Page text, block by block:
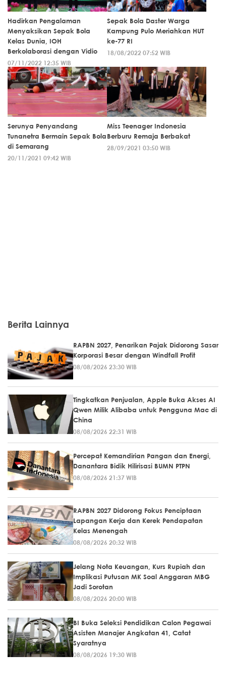
Hadirkan Pengalaman
Menyaksikan Sepak Bola
Kelas Dunia, IOH
Berkolaborasi dengan Vidio
07/11/2022 12:35 WIB
Sepak Bola Daster Warga
Kampung Pulo Meriahkan HUT
ke-77 RI
18/08/2022 07:52 WIB
Serunya Penyandang
Tunanetra Bermain Sepak Bola
di Semarang
20/11/2021 09:42 WIB
Miss Teenager Indonesia
Berburu Remaja Berbakat
28/09/2021 03:50 WIB
Berita Lainnya
RAPBN 2027, Penarikan Pajak Didorong Sasar
Korporasi Besar dengan Windfall Profit
08/08/2026 23:30 WIB
Tingkatkan Penjualan, Apple Buka Akses AI
Qwen Milik Alibaba untuk Pengguna Mac di
China
08/08/2026 22:31 WIB
Percepat Kemandirian Pangan dan Energi,
Danantara Bidik Hilirisasi BUMN PTPN
08/08/2026 21:37 WIB
RAPBN 2027 Didorong Fokus Penciptaan
Lapangan Kerja dan Kerek Pendapatan
Kelas Menengah
08/08/2026 20:32 WIB
Jelang Nota Keuangan, Kurs Rupiah dan
Implikasi Putusan MK Soal Anggaran MBG
Jadi Sorotan
08/08/2026 20:00 WIB
BI Buka Seleksi Pendidikan Calon Pegawai
Asisten Manajer Angkatan 41, Catat
Syaratnya
08/08/2026 19:30 WIB